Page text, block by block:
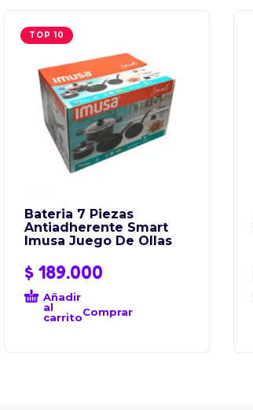
TOP 10
Bateria 7 Piezas
Antiadherente Smart
Imusa Juego De Ollas
$ 189.000
Añadir
al
carritoComprar